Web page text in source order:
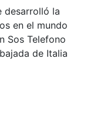
desarrolló la
en el mundo
Sos Telefono
de Italia